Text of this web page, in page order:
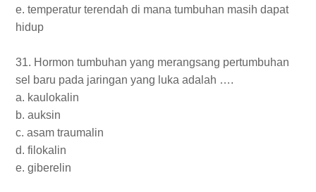
e. temperatur terendah di mana tumbuhan masih dapat
hidup
31. Hormon tumbuhan yang merangsang pertumbuhan
sel baru pada jaringan yang luka adalah ….
a. kaulokalin
b. auksin
c. asam traumalin
d. filokalin
e. giberelin